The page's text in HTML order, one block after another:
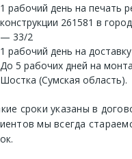
1 рабочий день на печать
конструкции 261581 в
— 33/2
1 рабочий день на
До 5 рабочих дней на
Шостка (Сумская область).
сроки указаны в
мы всегда